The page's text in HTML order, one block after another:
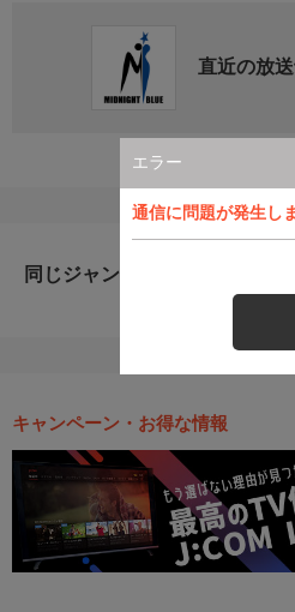
エラー
通信に問題が発生し
直近の放
同じジャンルのおすすめ番組
キャンペーン・お得な情報